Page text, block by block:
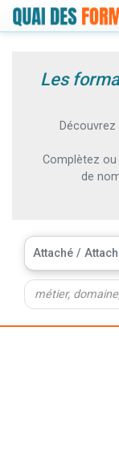
Les
Complètez
de
Attaché /